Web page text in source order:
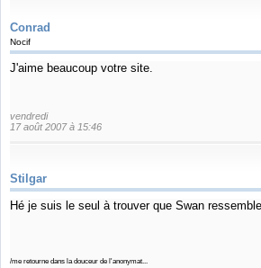
Conrad
Nocif
J'aime beaucoup votre site.
vendredi
17 août 2007 à 15:46
Stilgar
Hé je suis le seul à trouver que Swan
/me retourne dans la douceur de l'anonymat...